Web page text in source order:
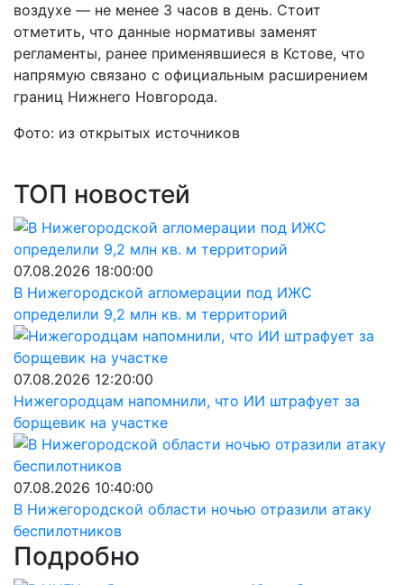
воздухе — не менее 3 часов в день. Стоит
отметить, что данные нормативы заменят
регламенты, ранее применявшиеся в Кстове, что
напрямую связано с официальным расширением
границ Нижнего Новгорода.
Фото: из открытых источников
ТОП новостей
07.08.2026 18:00:00
В Нижегородской агломерации под ИЖС
определили 9,2 млн кв. м территорий
07.08.2026 12:20:00
Нижегородцам напомнили, что ИИ штрафует за
борщевик на участке
07.08.2026 10:40:00
В Нижегородской области ночью отразили атаку
беспилотников
Подробно